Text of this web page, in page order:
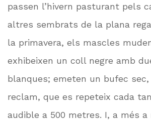
passen l’hivern pasturant pels
altres sembrats de la plana
la primavera, els mascles
exhibeixen un coll negre amb
blanques; emeten un bufec
reclam, que es repeteix cada
audible a 500 metres. I, a més a